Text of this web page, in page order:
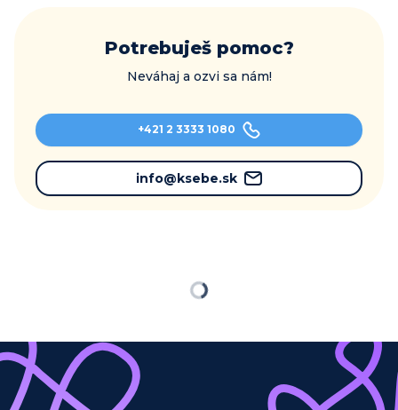
Potrebuješ pomoc?
Neváhaj a ozvi sa nám!
+421 2 3333 1080
info@ksebe.sk
Načítavam…